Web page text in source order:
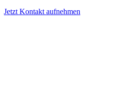
Jetzt Kontakt aufnehmen